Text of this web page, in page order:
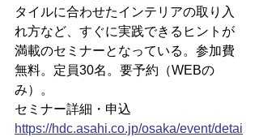
タイルに合わせたインテリアの取り入
れ方など、すぐに実践できるヒントが
満載のセミナーとなっている。参加費
無料。定員30名。要予約（WEBの
み）。
セミナー詳細・申込
https://hdc.asahi.co.jp/osaka/event/detai